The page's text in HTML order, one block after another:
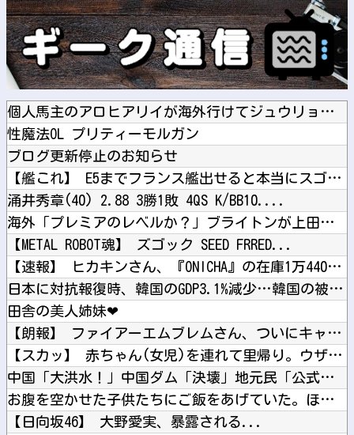
個人馬主のアロヒアリイが海外行けてジュウリョクピエ□が何故行...
性魔法OL プリティーモルガン
ブログ更新停止のお知らせ
【艦これ】 E5までフランス艦出せると本当にスゴいよね
涌井秀章(40) 2.88 3勝1敗 4QS K/BB10....
海外「プレミアのレベルか？」ブライトンが上田綺世の獲得に動き...
【METAL ROBOT魂】 ズゴック SEED FRRED...
【速報】 ヒカキンさん、『ONICHA』の在庫1万4400本...
日本に対抗報復時、韓国のGDP3.1%減少…韓国の被害がより...
田舎の美人姉妹❤
【朗報】 ファイアーエムブレムさん、ついにキャラ成長率がゲー...
【スカッ】 赤ちゃん(女児)を連れて里帰り。ウザトメ「嫁子み...
中国「大洪水！」中国ダム「決壊」地元民「公式発表より死者多い...
お腹を空かせた子供たちにご飯をあげていた。ほんと助かるわ、ど...
【日向坂46】 大野愛実、暴露される...